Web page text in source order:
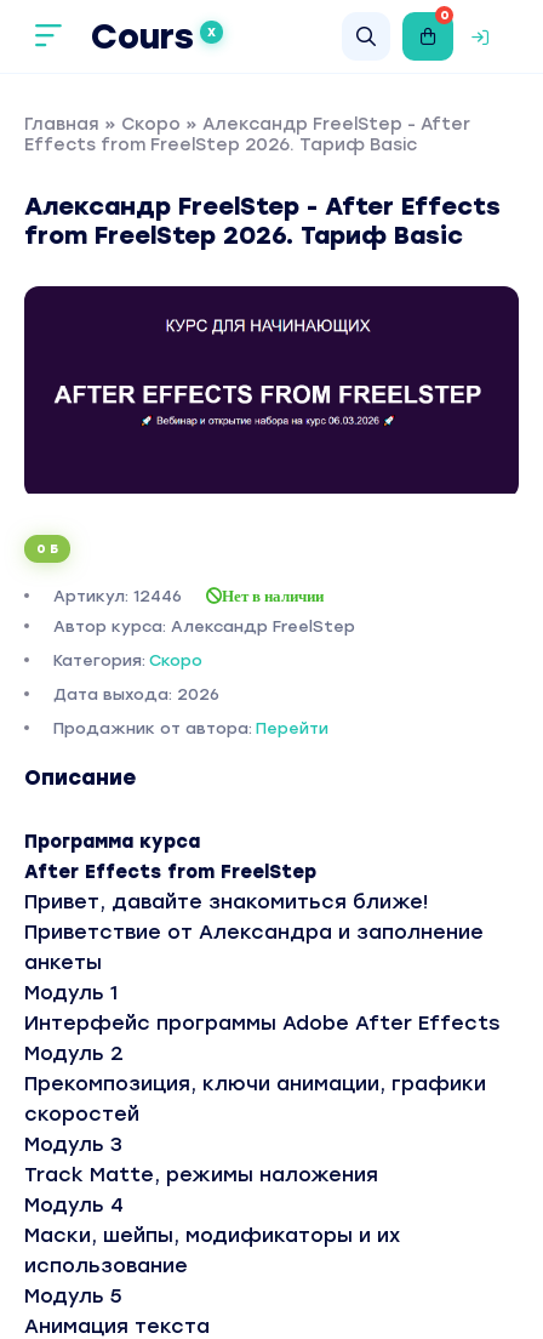
Cours X
0
Главная » Скоро » Александр FreelStep - After
Effects from FreelStep 2026. Тариф Basic
Александр FreelStep - After Effects
from FreelStep 2026. Тариф Basic
0 Б
Артикул: 12446 Нет в наличии
Автор курса: Александр FreelStep
Категория: Скоро
Дата выхода: 2026
Продажник от автора: Перейти
Описание
Программа курса
After Effects from FreelStep
Привет, давайте знакомиться ближе!
Приветствие от Александра и заполнение
анкеты
Модуль 1
Интерфейс программы Adobe After Effects
Модуль 2
Прекомпозиция, ключи анимации, графики
скоростей
Модуль 3
Track Matte, режимы наложения
Модуль 4
Маски, шейпы, модификаторы и их
использование
Модуль 5
Анимация текста